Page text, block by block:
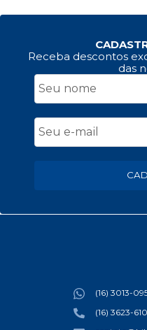
Receba descontos
das
(16) 3013-
(16) 3623-